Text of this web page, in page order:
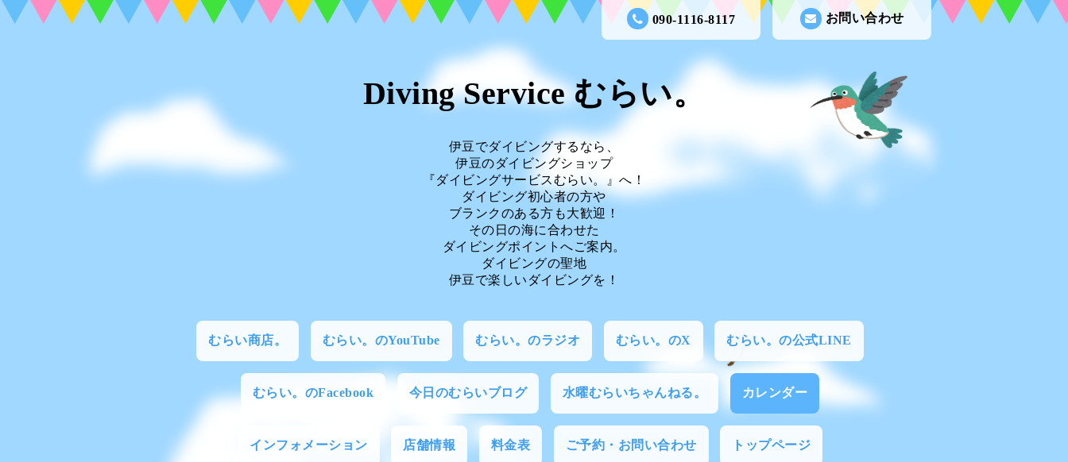
お問い合わせ
090-1116-8117
Diving Service むらい。
伊豆でダイビングするなら、
伊豆のダイビングショップ
『ダイビングサービスむらい。』へ！
ダイビング初心者の方や
ブランクのある方も大歓迎！
その日の海に合わせた
ダイビングポイントへご案内。
ダイビングの聖地
伊豆で楽しいダイビングを！
むらい商店。 むらい。のYouTube むらい。のラジオ むらい。のX むらい。の公式LINE
むらい。のFacebook 今日のむらいブログ 水曜むらいちゃんねる。 カレンダー
インフォメーション 店舗情報 料金表 ご予約・お問い合わせ トップページ